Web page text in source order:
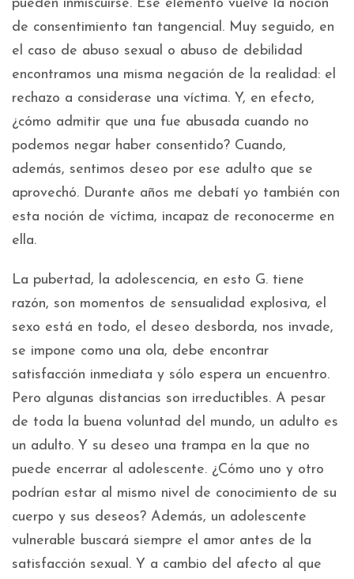
pueden inmiscuirse. Ese elemento vuelve la noción
de consentimiento tan tangencial. Muy seguido, en
el caso de abuso sexual o abuso de debilidad
encontramos una misma negación de la realidad: el
rechazo a considerase una víctima. Y, en efecto,
¿cómo admitir que una fue abusada cuando no
podemos negar haber consentido? Cuando,
además, sentimos deseo por ese adulto que se
aprovechó. Durante años me debatí yo también con
esta noción de víctima, incapaz de reconocerme en
ella.
La pubertad, la adolescencia, en esto G. tiene
razón, son momentos de sensualidad explosiva, el
sexo está en todo, el deseo desborda, nos invade,
se impone como una ola, debe encontrar
satisfacción inmediata y sólo espera un encuentro.
Pero algunas distancias son irreductibles. A pesar
de toda la buena voluntad del mundo, un adulto es
un adulto. Y su deseo una trampa en la que no
puede encerrar al adolescente. ¿Cómo uno y otro
podrían estar al mismo nivel de conocimiento de su
cuerpo y sus deseos? Además, un adolescente
vulnerable buscará siempre el amor antes de la
satisfacción sexual. Y a cambio del afecto al que